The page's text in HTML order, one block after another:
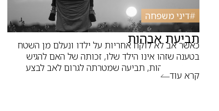
#דיני משפחה
תביעת אבהות
כאשר אב לא לוקח אחריות על ילדו ונעלם מן השטח
בטענה שזהו אינו הילד שלו, זכותה של האם להגיש
תביעת אבהות, תביעה שמטרתה לגרום לאב לבצע
קרא עוד